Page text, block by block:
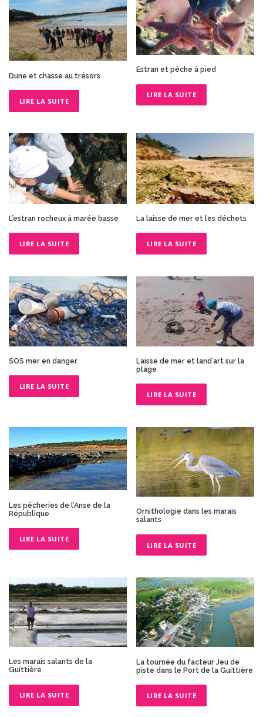
Dune et chasse au trésors
LIRE LA SUITE
Estran et pêche à pied
LIRE LA SUITE
L’estran rocheux à marée basse
LIRE LA SUITE
La laisse de mer et les déchets
LIRE LA SUITE
SOS mer en danger
LIRE LA SUITE
Laisse de mer et land’art sur la
plage
LIRE LA SUITE
Les pêcheries de l’Anse de la
République
LIRE LA SUITE
Ornithologie dans les marais
salants
LIRE LA SUITE
Les marais salants de la
Guittière
LIRE LA SUITE
La tournée du facteur Jeu de
piste dans le Port de la Guittière
LIRE LA SUITE